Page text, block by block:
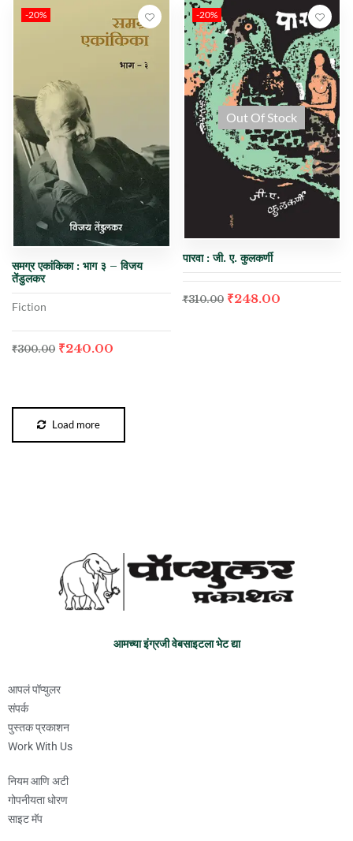
-20%
समग्र एकांकिका : भाग ३ – विजय
तेंडुलकर
Fiction
₹300.00 ₹240.00
-20%
Out Of Stock
पारवा : जी. ए. कुलकर्णी
₹310.00 ₹248.00
Load more
आमच्या इंग्रजी वेबसाइटला भेट द्या
आपलं पॉप्युलर
संपर्क
पुस्तक प्रकाशन
Work With Us
नियम आणि अटी
गोपनीयता धोरण
साइट मॅप